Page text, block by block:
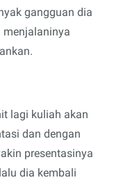
gangguan dia
menjalaninya
lagi kuliah akan
dan dengan
presentasinya
dia kembali